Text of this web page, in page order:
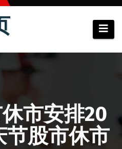
市安排20
节股市休市